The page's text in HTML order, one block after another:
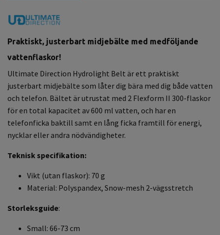
Praktiskt, justerbart midjebälte med medföljande
vattenflaskor!
Ultimate Direction Hydrolight Belt är ett praktiskt
justerbart midjebälte som låter dig bära med dig både vatten
och telefon. Bältet är utrustat med 2 Flexform II 300-flaskor
för en total kapacitet av 600 ml vatten, och har en
telefonficka baktill samt en lång ficka framtill för energi,
nycklar eller andra nödvändigheter.
Teknisk specifikation:
Vikt (utan flaskor): 70 g
Material: Polyspandex, Snow-mesh 2-vägsstretch
Storleksguide:
Small: 66-73 cm